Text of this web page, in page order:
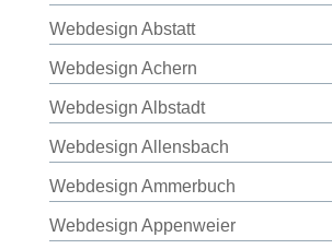
Webdesign Abstatt
Webdesign Achern
Webdesign Albstadt
Webdesign Allensbach
Webdesign Ammerbuch
Webdesign Appenweier